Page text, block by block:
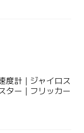
度計 | ジャイロス
ター | フリッカー